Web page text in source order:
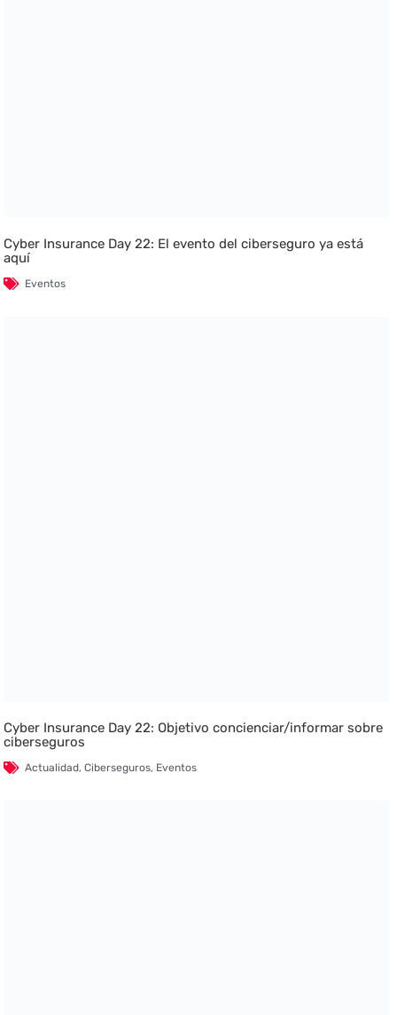
Cyber Insurance Day 22: El evento del ciberseguro ya está
aquí
Eventos
Cyber Insurance Day 22: Objetivo concienciar/informar sobre
ciberseguros
Actualidad,Ciberseguros, Eventos